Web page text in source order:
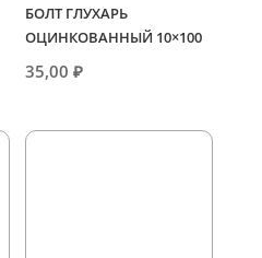
БОЛТ ГЛУХАРЬ
ОЦИНКОВАННЫЙ 10×100
35,00₽